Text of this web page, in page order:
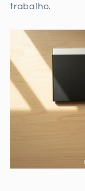
trabalho.